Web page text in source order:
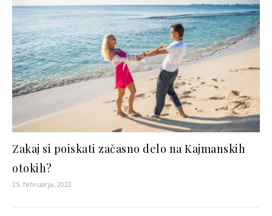
Zakaj si poiskati začasno delo na Kajmanskih
otokih?
25. februarja, 2022